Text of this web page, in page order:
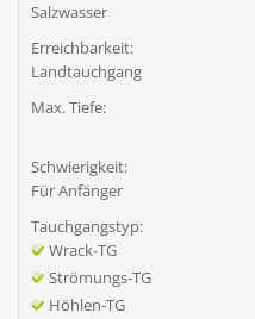
Salzwasser
Erreichbarkeit:
Landtauchgang
Max. Tiefe:
Schwierigkeit:
Für Anfänger
Tauchgangstyp:
Wrack-TG
Strömungs-TG
Höhlen-TG